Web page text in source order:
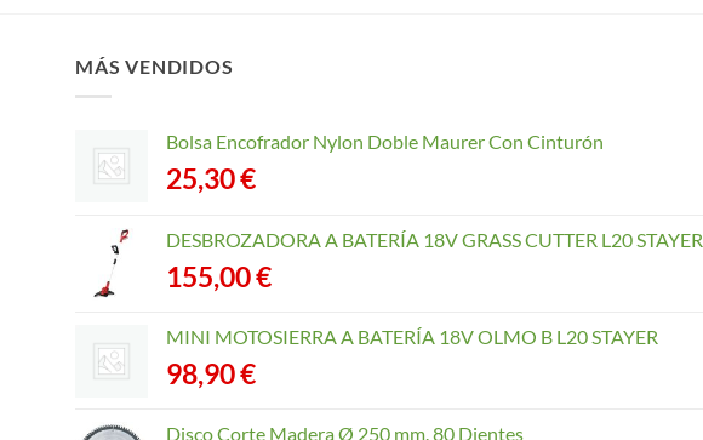
MÁS VENDIDOS
Bolsa Encofrador Nylon Doble Maurer Con Cinturón
25,30€
DESBROZADORA A BATERÍA 18V GRASS CUTTER L20 STAYER
155,00€
MINI MOTOSIERRA A BATERÍA 18V OLMO B L20 STAYER
98,90€
Disco Corte Madera Ø 250 mm. 80 Dientes